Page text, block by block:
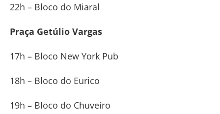
22h – Bloco do Miaral
Praça Getúlio Vargas
17h – Bloco New York Pub
18h – Bloco do Eurico
19h – Bloco do Chuveiro